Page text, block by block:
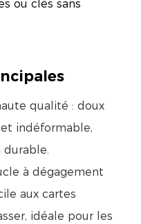
ou clés sans
qualité : doux
indéformable,
durable.
à dégagement
aux cartes
idéale pour les